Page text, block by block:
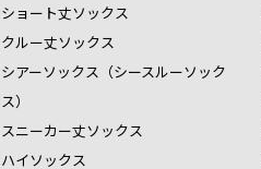
ショート丈ソックス
クルー丈ソックス
シアーソックス（シースルーソック
ス）
スニーカー丈ソックス
ハイソックス